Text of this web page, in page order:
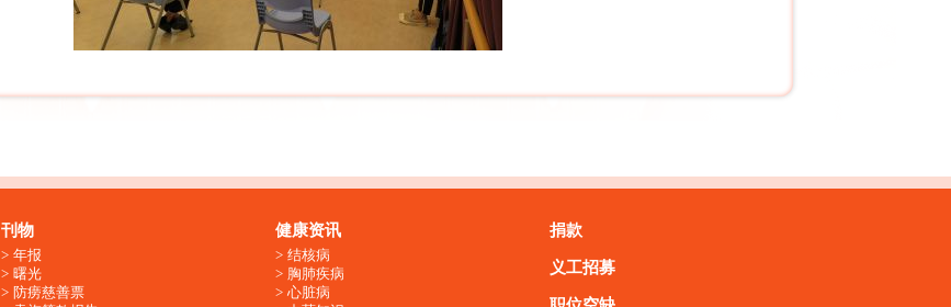
刊物
年报
曙光
防痨慈善票
健康资讯
结核病
胸肺疾病
心脏病
捐款
义工招募